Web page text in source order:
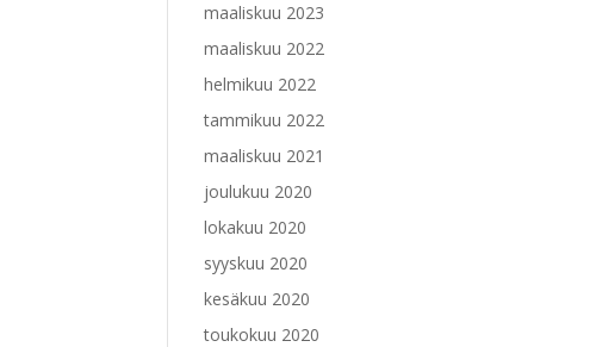
maaliskuu 2023
maaliskuu 2022
helmikuu 2022
tammikuu 2022
maaliskuu 2021
joulukuu 2020
lokakuu 2020
syyskuu 2020
kesäkuu 2020
toukokuu 2020